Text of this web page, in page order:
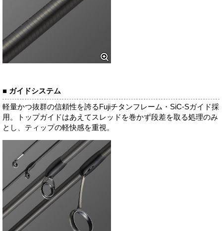
■ ガイドシステム
軽量かつ抜群の信頼性を誇るFujiチタンフレーム・SiC-Sガイド採
用。トップガイドはあえてスレッドを巻かず段差を取る処理のみ
とし、ティップの軽快感を重視。